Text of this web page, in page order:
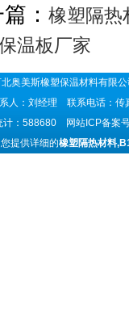
： 橡塑隔热
温板厂家
北奥美斯橡塑保温材料有
人：刘经理 联系电话：
计：588680 网站ICP备案
提供详细的橡塑隔热材料